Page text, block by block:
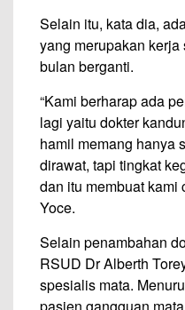
Selain itu, kata dia,
yang merupakan
bulan berganti.
“Kami berharap ada
lagi yaitu dokter
hamil memang hanya
dirawat, tapi tingkat
dan itu membuat kami
Yoce.
Selain penambahan
RSUD Dr Alberth
spesialis mata.